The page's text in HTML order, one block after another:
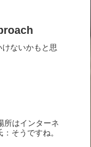
ないかもと思
所はインターネ
そうですね。